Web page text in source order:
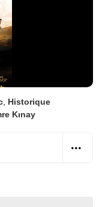
Historique
Kınay